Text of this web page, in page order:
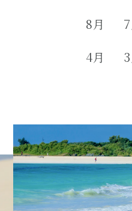
8月
4月